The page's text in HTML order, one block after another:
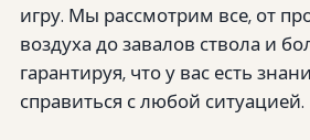
игру. Мы рассмотрим все, от
воздуха до завалов ствола и
гарантируя, что у вас есть
справиться с любой ситуацией.